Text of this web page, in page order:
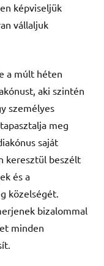
képviseljük
vállaljuk
a múlt héten
aki szintén
személyes
meg
saját
keresztül beszélt
és a
közelségét.
bizalommal
minden